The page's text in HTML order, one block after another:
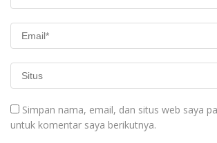
Simpan nama, email, dan situs web saya
untuk komentar saya berikutnya.